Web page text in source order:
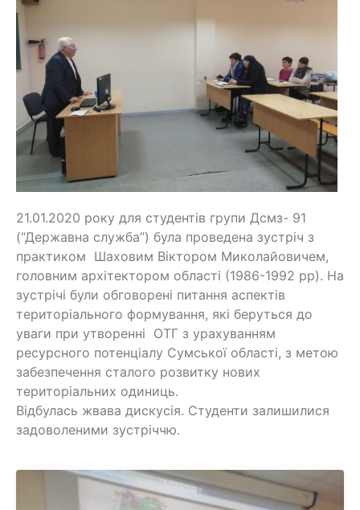
21.01.2020 року для студентів групи Дсмз- 91
(“Державна служба”) була проведена зустріч з
практиком Шаховим Віктором Миколайовичем,
головним архітектором області (1986-1992 рр). На
зустрічі були обговорені питання аспектів
територіального формування, які беруться до
уваги при утворенні ОТГ з урахуванням
ресурсного потенціалу Сумської області, з метою
забезпечення сталого розвитку нових
територіальних одиниць.
Відбулась жвава дискусія. Студенти залишилися
задоволеними зустріччю.